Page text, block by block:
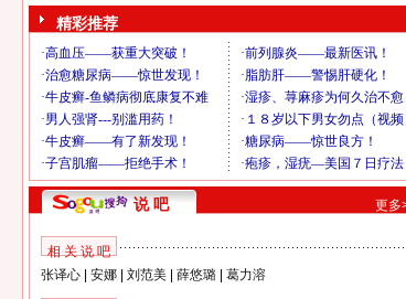
精彩推荐
说 吧 更多
相 关 说 吧
张译心| 安娜| 刘范美| 薛悠璐| 葛力溶